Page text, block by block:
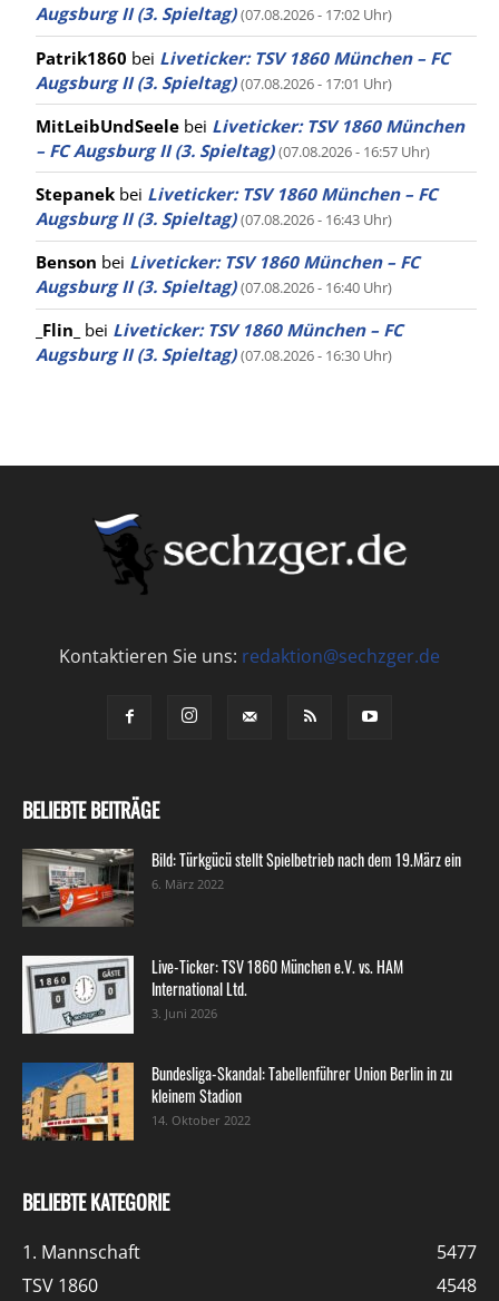
Augsburg II (3. Spieltag) (07.08.2026 - 17:02 Uhr)
Patrik1860 bei Liveticker: TSV 1860 München – FC
Augsburg II (3. Spieltag) (07.08.2026 - 17:01 Uhr)
MitLeibUndSeele bei Liveticker: TSV 1860 München
– FC Augsburg II (3. Spieltag) (07.08.2026 - 16:57 Uhr)
Stepanek bei Liveticker: TSV 1860 München – FC
Augsburg II (3. Spieltag) (07.08.2026 - 16:43 Uhr)
Benson bei Liveticker: TSV 1860 München – FC
Augsburg II (3. Spieltag) (07.08.2026 - 16:40 Uhr)
_Flin_ bei Liveticker: TSV 1860 München – FC
Augsburg II (3. Spieltag) (07.08.2026 - 16:30 Uhr)
Kontaktieren Sie uns: redaktion@sechzger.de
BELIEBTE BEITRÄGE
Bild: Türkgücü stellt Spielbetrieb nach dem 19.März ein
6. März 2022
Live-Ticker: TSV 1860 München e.V. vs. HAM
International Ltd.
3. Juni 2026
Bundesliga-Skandal: Tabellenführer Union Berlin in zu
kleinem Stadion
14. Oktober 2022
BELIEBTE KATEGORIE
1. Mannschaft
5477
TSV 1860
4548